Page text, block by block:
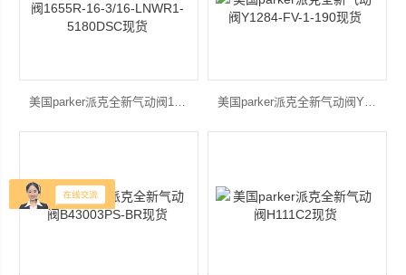
美国parker派克全新气动阀1655R-16-3/16-LNWR1-5180DSC现货 美国parker派克全新气动阀Y1284-FV-1-190现货